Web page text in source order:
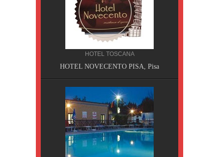
HOTEL TOSCANA
HOTEL NOVECENTO PISA, Pisa